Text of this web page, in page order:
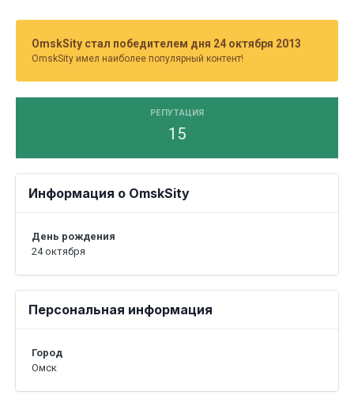
OmskSity стал победителем дня 24 октября 2013
OmskSity имел наиболее популярный контент!
РЕПУТАЦИЯ
15
Информация о OmskSity
День рождения
24 октября
Персональная информация
Город
Омск